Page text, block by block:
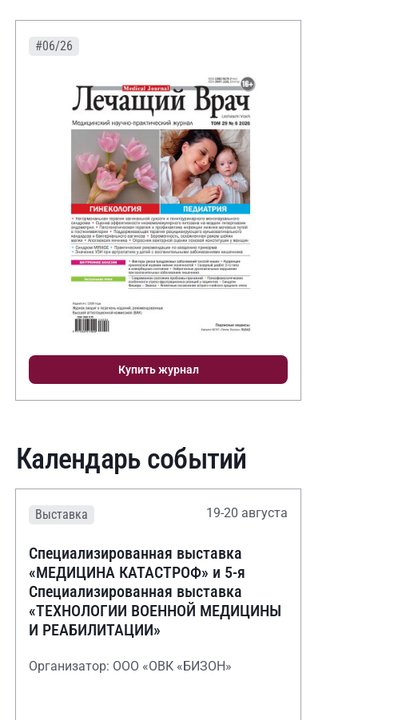
#06/26
Купить журнал
Календарь событий
Выставка 19-20 августа
Специализированная выставка
«МЕДИЦИНА КАТАСТРОФ» и 5-я
Специализированная выставка
«ТЕХНОЛОГИИ ВОЕННОЙ МЕДИЦИНЫ
И РЕАБИЛИТАЦИИ»
Организатор: ООО «ОВК «БИЗОН»